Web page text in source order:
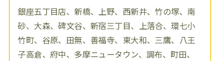
銀座五丁目店、新橋、上野、西新井、竹の塚、南
砂、大森、碑文谷、新宿三丁目、上落合、環七小
竹町、谷原、田無、善福寺、東大和、三鷹、八王
子高倉、府中、多摩ニュータウン、調布、町田、